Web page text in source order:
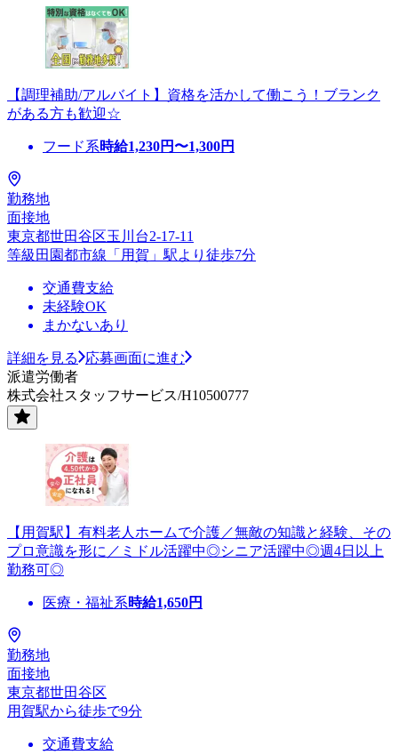
【調理補助/アルバイト】資格を活かして働こう！ブランク
がある方も歓迎☆
フード系時給1,230円〜1,300円
勤務地
面接地
東京都世田谷区玉川台2-17-11
等級田園都市線「用賀」駅より徒歩7分
交通費支給
未経験OK
まかないあり
詳細を見る
応募画面に進む
派遣労働者
株式会社スタッフサービス/H10500777
【用賀駅】有料老人ホームで介護／無敵の知識と経験、その
プロ意識を形に／ミドル活躍中◎シニア活躍中◎週4日以上
勤務可◎
医療・福祉系時給1,650円
勤務地
面接地
東京都世田谷区
用賀駅から徒歩で9分
交通費支給